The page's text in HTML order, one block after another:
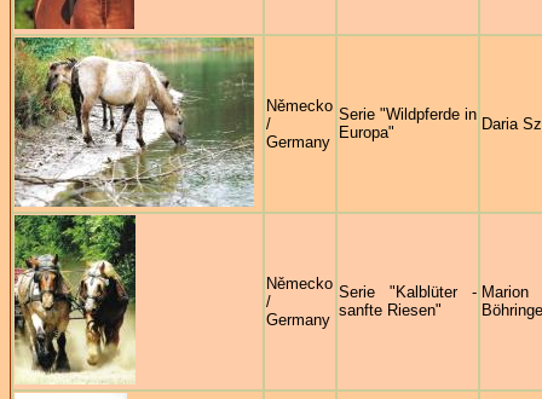
Německo
/
Germany
Serie "Wildpferde in
Europa"
Daria
Německo
/
Germany
Serie "Kalblüter -
sanfte Riesen"
Marion